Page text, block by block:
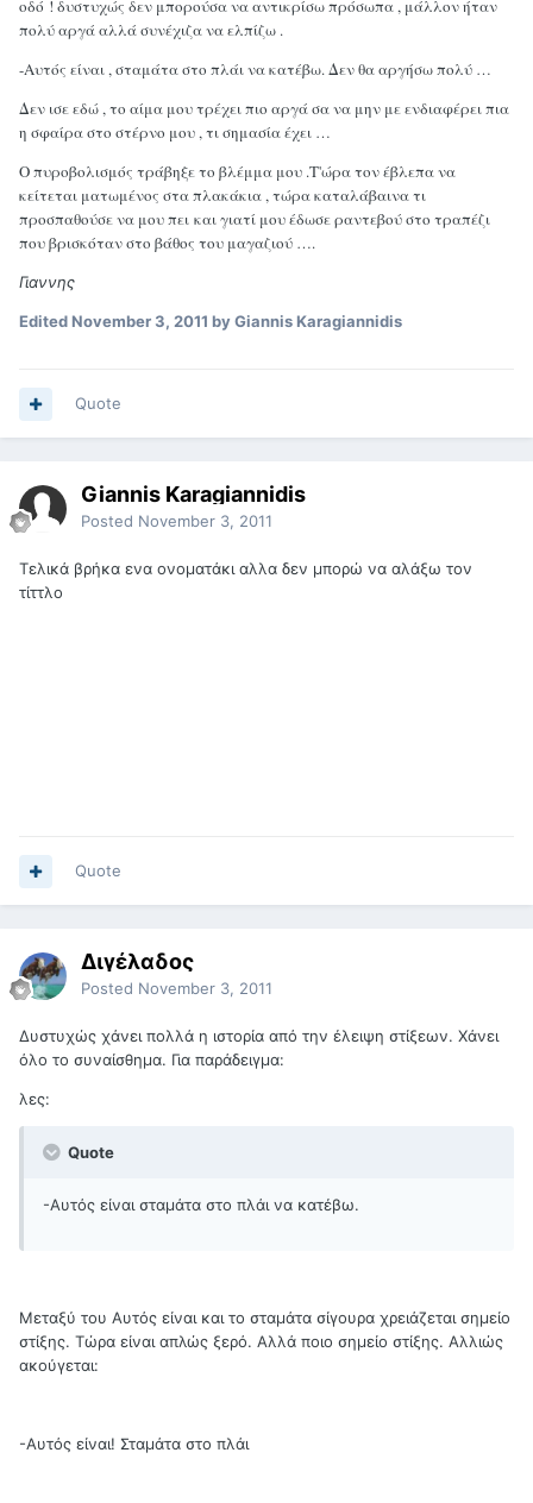
οδό ! δυστυχώς δεν μπορούσα να αντικρίσωπρόσωπα , μάλλον ήταν
πολύ αργά αλλά συνέχιζα να ελπίζω .
-Αυτός είναι , σταμάτα στο πλάι να κατέβω. Δεν θα αργήσω πολύ …
Δεν ισε εδώ , το αίμα μου τρέχει πιο αργά σα να μην με ενδιαφέρει πια
η σφαίρα στο στέρνο μου ,τι σημασία έχει …
Ο πυροβολισμός τράβηξε το βλέμμα μου .T'ώρα τον έβλεπα να
κείτεται ματωμένος στα πλακάκια ,τώρα καταλάβαινα τι
προσπαθούσε να μου πει και γιατί μου έδωσε ραντεβού στο τραπέζι
που βρισκόταν στο βάθος του μαγαζιού ….
Γιαννης
EditedNovember 3, 2011 by Giannis Karagiannidis
Quote
Giannis Karagiannidis
Posted November 3, 2011
Τελικά βρήκα ενα ονοματάκι αλλα δεν μπορώ να αλάξω τον
τίττλο
Quote
Διγέλαδος
Posted November 3, 2011
Δυστυχώς χάνει πολλά η ιστορία από την έλειψη στίξεων. Χάνει
όλο το συναίσθημα. Για παράδειγμα:
λες:
Quote
-Αυτός είναι σταμάτα στο πλάι να κατέβω.
Μεταξύ του Αυτός είναι και το σταμάτα σίγουρα χρειάζεται σημείο
στίξης. Τώρα είναι απλώς ξερό. Αλλά ποιο σημείο στίξης. Αλλιώς
ακούγεται:
-Αυτός είναι! Σταμάτα στο πλάι